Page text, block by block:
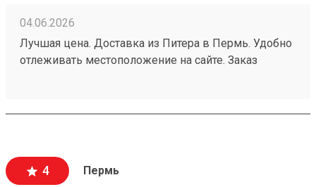
04.06.2026
Лучшая цена. Доставка из Питера в Пермь. Удобно
отлеживать местоположение на сайте. Заказ
4 Пермь